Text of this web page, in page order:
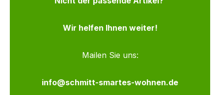
Wir helfen Ihnen weiter!
Mailen Sie uns:
info@schmitt-smartes-wohnen.de